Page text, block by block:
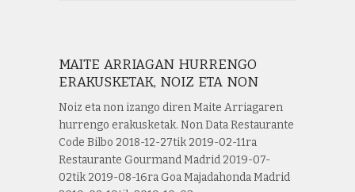
MAITE ARRIAGAN HURRENGO
ERAKUSKETAK, NOIZ ETA NON
Noiz eta non izango diren Maite Arriagaren
hurrengo erakusketak. Non Data Restaurante
Code Bilbo 2018-12-27tik 2019-02-11ra
Restaurante Gourmand Madrid 2019-07-
02tik 2019-08-16ra Goa Majadahonda Madrid